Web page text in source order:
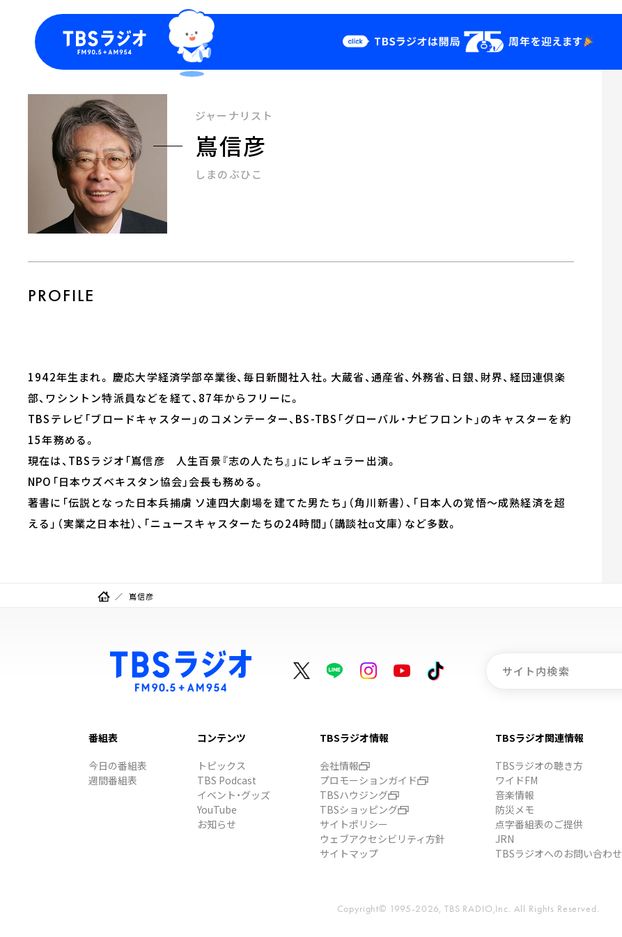
今日の番組表
週間番組表
TBS
ジャーナリスト
嶌信彦
しまのぶひこ
PROFILE
1942年生まれ。 慶応大学経済学部卒業後、毎日新聞社入社。大蔵省、通産省、外務省、日銀、財界、経団連倶楽
部、ワシントン特派員などを経て、87年からフリーに。
TBSテレビ「ブロードキャスター」のコメンテーター、BS-TBS「グローバル・ナビフロント」のキャスターを約
15年務める。
現在は、TBSラジオ「嶌信彦 人生百景『志の人たち』」にレギュラー出演。
NPO「日本ウズベキスタン協会」会長も務める。
著書に「伝説となった日本兵捕虜 ソ連四大劇場を建てた男たち」（角川新書）、「日本人の覚悟～成熟経済を超
える」（実業之日本社）、「ニュースキャスターたちの24時間」（講談社α文庫）など多数。
嶌信彦
番組表
今日の番組表
週間番組表
コンテンツ
トピックス
TBS Podcast
イベント・グッズ
YouTube
お知らせ
TBSラジオ情報
会社情報
プロモーションガイド
TBSハウジング
TBSショッピング
サイトポリシー
ウェブアクセシビリティ方針
サイトマップ
TBSラジオ関連情報
TBSラジオの聴き方
ワイドFM
音楽情報
防災メモ
点字番組表のご提供
JRN
TBSラジオへのお問い合わせ
Copyright© 1995-2026, TBS RADIO,Inc. All Rights Reserved.